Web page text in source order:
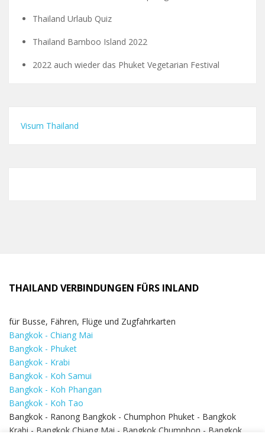
Thailand Urlaub Quiz
Thailand Bamboo Island 2022
2022 auch wieder das Phuket Vegetarian Festival
Visum Thailand
THAILAND VERBINDUNGEN FÜRS INLAND
für Busse, Fähren, Flüge und Zugfahrkarten
Bangkok - Chiang Mai
Bangkok - Phuket
Bangkok - Krabi
Bangkok - Koh Samui
Bangkok - Koh Phangan
Bangkok - Koh Tao
Bangkok - Ranong Bangkok - Chumphon Phuket - Bangkok
Krabi - Bangkok Chiang Mai - Bangkok Chumphon - Bangkok